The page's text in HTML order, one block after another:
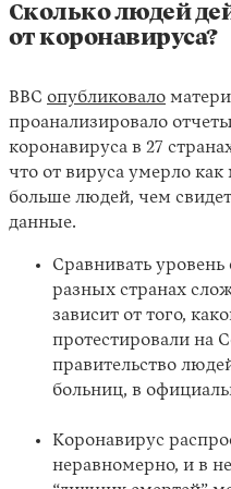
Сколько людей
от коронавируса?
BBC опубликовало
проанализировало
коронавируса в 27
что от вируса умерло
больше людей, чем
данные.
Сравнивать уровень
разных странах
зависит от того,
протестировали на
правительство
больниц, в
Коронавирус
неравномерно, и в